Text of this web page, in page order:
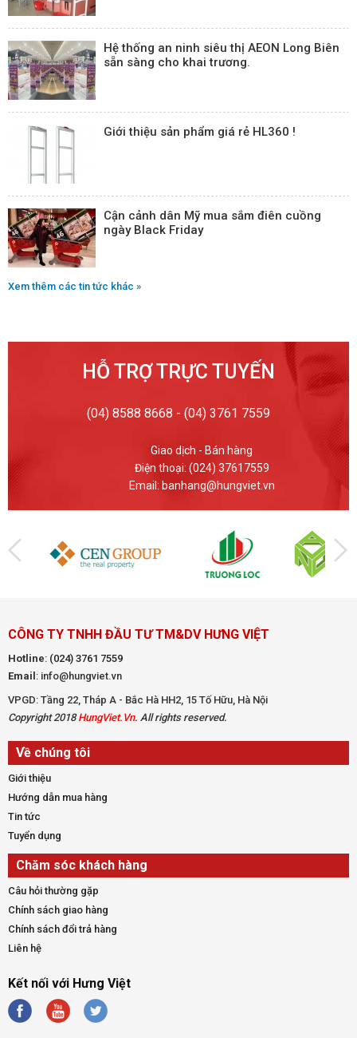
Hệ thống an ninh siêu thị AEON Long Biên
sẵn sàng cho khai trương.
Giới thiệu sản phẩm giá rẻ HL360 !
Cận cảnh dân Mỹ mua sắm điên cuồng
ngày Black Friday
Xem thêm các tin tức khác »
HỖ TRỢ TRỰC TUYẾN
(04) 8588 8668 - (04) 3761 7559
Giao dịch - Bán hàng
Điện thoại: (024) 37617559
Email: banhang@hungviet.vn
CÔNG TY TNHH ĐẦU TƯ TM&DV HƯNG VIỆT
Hotline: (024) 3761 7559
Email : info@hungviet.vn
VPGD: Tầng 22, Tháp A - Bắc Hà HH2, 15 Tố Hữu, Hà Nội
Copyright 2018HungViet.Vn. All rights reserved.
Về chúng tôi
Giới thiệu
Hướng dẫn mua hàng
Tin tức
Tuyển dụng
Chăm sóc khách hàng
Câu hỏi thường gặp
Chính sách giao hàng
Chính sách đổi trả hàng
Liên hệ
Kết nối với Hưng Việt